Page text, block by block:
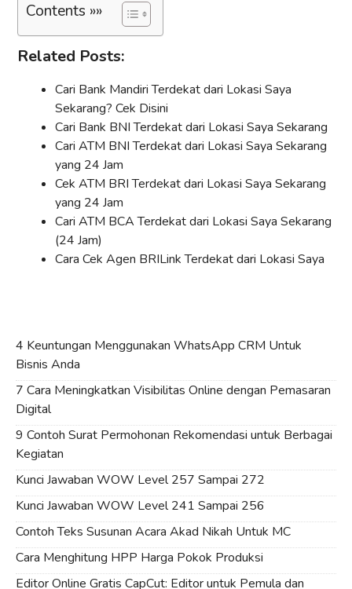
Contents »»
Related Posts:
Cari Bank Mandiri Terdekat dari Lokasi Saya
Sekarang? Cek Disini
Cari Bank BNI Terdekat dari Lokasi Saya Sekarang
Cari ATM BNI Terdekat dari Lokasi Saya Sekarang
yang 24 Jam
Cek ATM BRI Terdekat dari Lokasi Saya Sekarang
yang 24 Jam
Cari ATM BCA Terdekat dari Lokasi Saya Sekarang
(24 Jam)
Cara Cek Agen BRILink Terdekat dari Lokasi Saya
4 Keuntungan Menggunakan WhatsApp CRM Untuk
Bisnis Anda
7 Cara Meningkatkan Visibilitas Online dengan Pemasaran
Digital
9 Contoh Surat Permohonan Rekomendasi untuk Berbagai
Kegiatan
Kunci Jawaban WOW Level 257 Sampai 272
Kunci Jawaban WOW Level 241 Sampai 256
Contoh Teks Susunan Acara Akad Nikah Untuk MC
Cara Menghitung HPP Harga Pokok Produksi
Editor Online Gratis CapCut: Editor untuk Pemula dan